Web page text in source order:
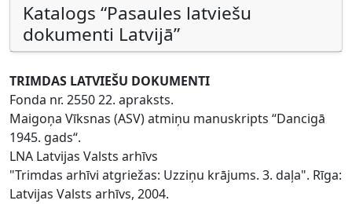
Katalogs “Pasaules latviešu
dokumenti Latvijā”
TRIMDAS LATVIEŠU DOKUMENTI
Fonda nr. 2550 22. apraksts.
Maigoņa Vīksnas (ASV) atmiņu manuskripts “Dancigā
1945. gads“.
LNA Latvijas Valsts arhīvs
"Trimdas arhīvi atgriežas: Uzziņu krājums. 3. daļa". Rīga:
Latvijas Valsts arhīvs, 2004.